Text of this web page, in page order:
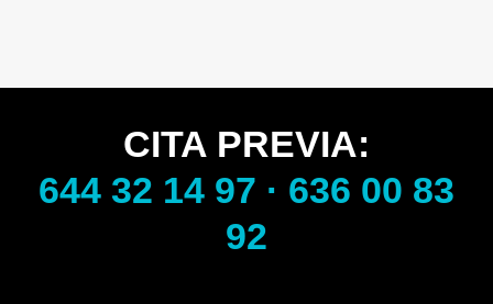
CITA PREVIA:
644 32 14 97 · 636 00 83
92